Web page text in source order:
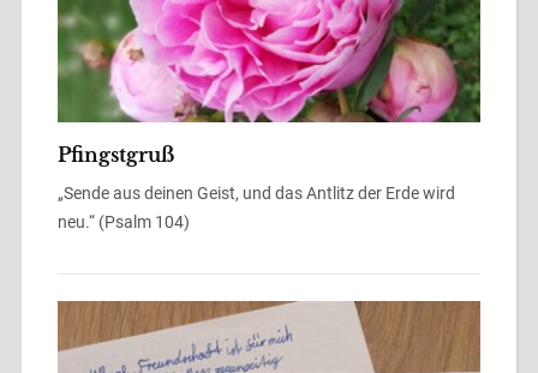
Pfingstgruß
„Sende aus deinen Geist, und das Antlitz der Erde wird
neu.“ (Psalm 104)